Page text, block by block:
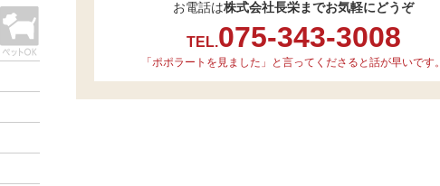
お電話は株式会社長栄までお気軽にどうぞ
TEL.075-343-3008
「ポポラートを見ました」と言ってくださると話が早いです。